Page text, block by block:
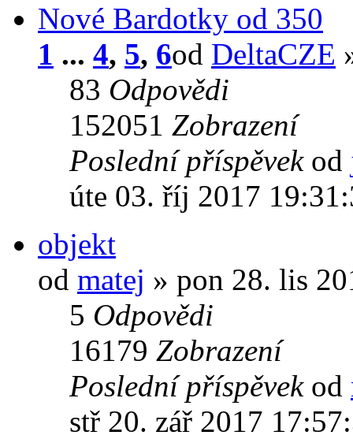
Nové Bardotky od 350
1 ... 4, 5, 6od DeltaCZE
83 Odpovědi
152051 Zobrazení
Poslední příspěvek od
úte 03. říj 2017
objekt
od matej » pon 28. lis
5 Odpovědi
16179 Zobrazení
Poslední příspěvek od
stř 20. zář 2017